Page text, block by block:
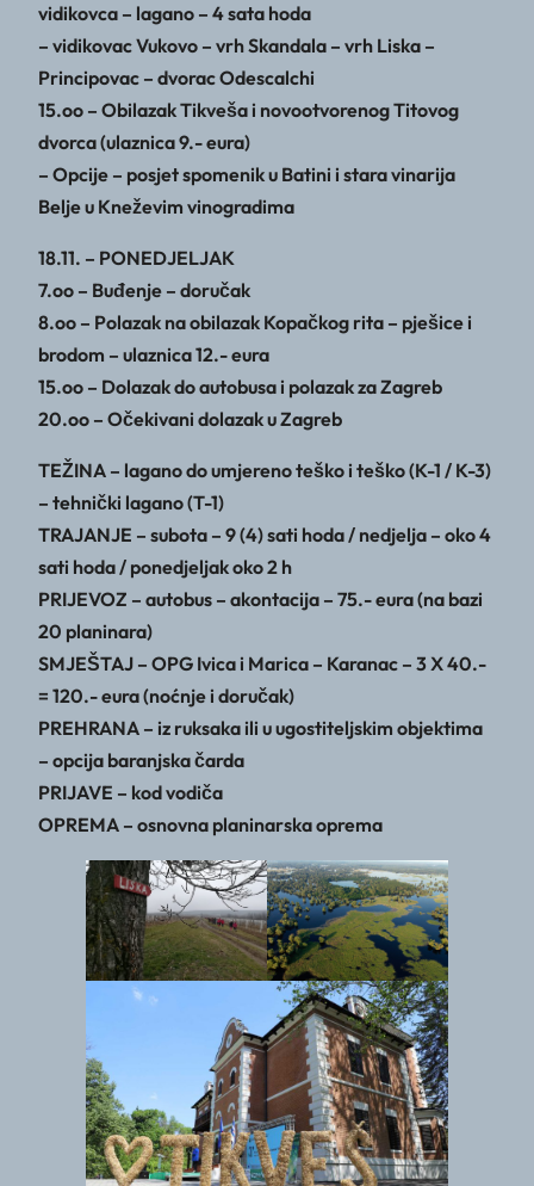
vidikovca – lagano – 4 sata hoda
– vidikovac Vukovo – vrh Skandala – vrh Liska –
Principovac – dvorac Odescalchi
15.oo – Obilazak Tikveša i novootvorenog Titovog
dvorca (ulaznica 9.- eura)
– Opcije – posjet spomenik u Batini i stara vinarija
Belje u Kneževim vinogradima
18.11. – PONEDJELJAK
7.oo – Buđenje – doručak
8.oo – Polazak na obilazak Kopačkog rita – pješice i
brodom – ulaznica 12.- eura
15.oo – Dolazak do autobusa i polazak za Zagreb
20.oo – Očekivani dolazak u Zagreb
TEŽINA – lagano do umjereno teško i teško (K-1 / K-3)
– tehnički lagano (T-1)
TRAJANJE – subota – 9 (4) sati hoda / nedjelja – oko 4
sati hoda / ponedjeljak oko 2 h
PRIJEVOZ – autobus – akontacija – 75.- eura (na bazi
20 planinara)
SMJEŠTAJ – OPG Ivica i Marica – Karanac – 3 X 40.-
= 120.- eura (noćnje i doručak)
PREHRANA – iz ruksaka ili u ugostiteljskim objektima
– opcija baranjska čarda
PRIJAVE – kod vodiča
OPREMA – osnovna planinarska oprema